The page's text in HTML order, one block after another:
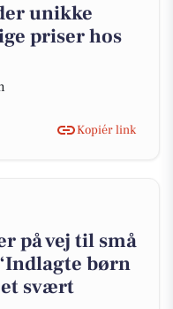
unikke
priser hos
Kopiér link
på vej til små
børn
svært